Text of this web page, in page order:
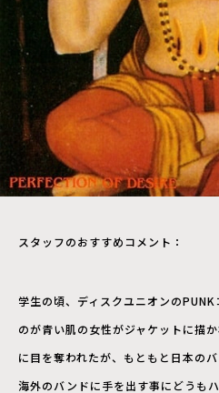
スタッフのおすすめコメント：
学生の頃、ディスクユニオンの
のが青い肌の女性がジャケットに描
に目を奪われたが、もともと日本の
海外のバンドに手を出す事にどうも